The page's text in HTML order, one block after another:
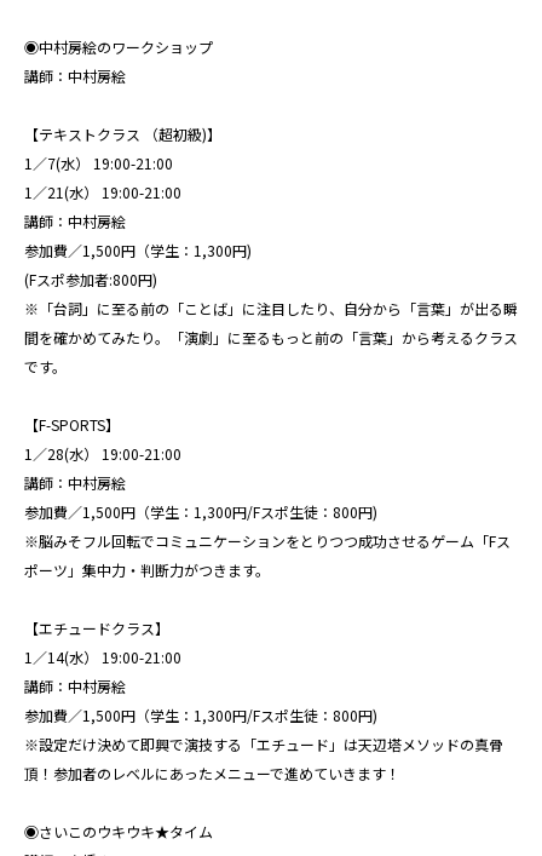
◉中村房絵のワークショップ
講師：中村房絵
【テキストクラス （超初級)】
1／7(水） 19:00-21:00
1／21(水） 19:00-21:00
講師：中村房絵
参加費／1,500円（学生：1,300円)
(Fスポ参加者:800円)
※「台詞」に至る前の「ことば」に注目したり、自分から「言葉」が出る瞬
間を確かめてみたり。「演劇」に至るもっと前の「言葉」から考えるクラス
です。
【F-SPORTS】
1／28(水） 19:00-21:00
講師：中村房絵
参加費／1,500円（学生：1,300円/Fスポ生徒：800円)
※脳みそフル回転でコミュニケーションをとりつつ成功させるゲーム「Fス
ポーツ」集中力・判断力がつきます。
【エチュードクラス】
1／14(水） 19:00-21:00
講師：中村房絵
参加費／1,500円（学生：1,300円/Fスポ生徒：800円)
※設定だけ決めて即興で演技する「エチュード」は天辺塔メソッドの真骨
頂！参加者のレベルにあったメニューで進めていきます！
◉さいこのウキウキ★タイム